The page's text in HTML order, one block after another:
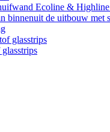
Ecoline & Highline